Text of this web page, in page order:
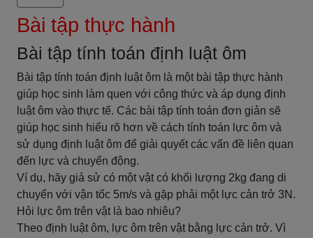
Bài tập thực hành
Bài tập tính toán định luật ôm
Bài tập tính toán định luật ôm là một bài tập thực hành
giúp học sinh làm quen với công thức và áp dụng định
luật ôm vào thực tế. Các bài tập tính toán đơn giản sẽ
giúp học sinh hiểu rõ hơn về cách tính toán lực ôm và
sử dụng định luật ôm để giải quyết các vấn đề liên quan
đến lực và chuyển động.
Ví dụ, hãy giả sử có một vật có khối lượng 2kg đang di
chuyển với vận tốc 5m/s và gặp phải một lực cản trở 3N.
Hỏi lực ôm trên vật là bao nhiêu?
Theo định luật ôm, lực ôm trên vật bằng lực cản trở. Vì